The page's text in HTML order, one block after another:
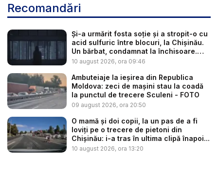
Recomandări
Și-a urmărit fosta soție și a stropit-o cu
acid sulfuric între blocuri, la Chișinău.
Un bărbat, condamnat la închisoare.
Ce...
10 august 2026, ora 09:46
Ambuteiaje la ieșirea din Republica
Moldova: zeci de mașini stau la coadă
la punctul de trecere Sculeni - FOTO
09 august 2026, ora 20:50
O mamă și doi copii, la un pas de a fi
loviți pe o trecere de pietoni din
Chișinău: i-a tras în ultima clipă înapoi...
10 august 2026, ora 13:20